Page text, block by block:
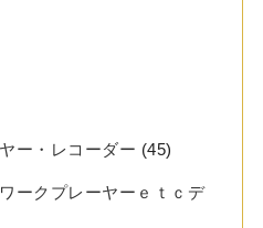
ー・レコーダー (45)
ークプレーヤーｅｔｃデ